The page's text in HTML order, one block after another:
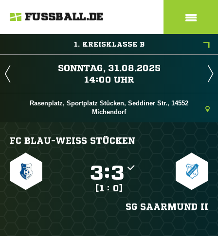
FUSSBALL.DE
1. KREISKLASSE B
 
 
Rasenplatz, Sportplatz Stücken, Seddiner Str., 14552
Michendorf
FC BLAU-WEISS STÜCKEN
:
[1 : 0]
SG SAARMUND II